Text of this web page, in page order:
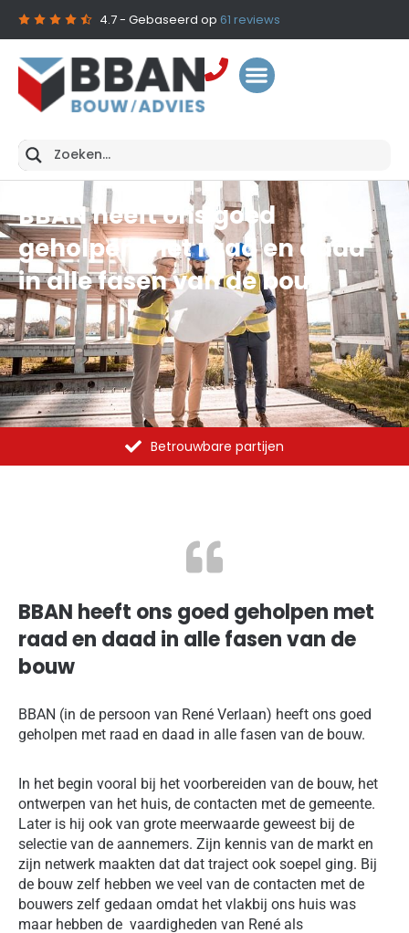
4.7- Gebaseerd op 61 reviews
BBAN heeft ons goed
geholpen met raad en daad
in alle fasen van de bouw
Betrouwbare partijen
BBAN heeft ons goed geholpen met
raad en daad in alle fasen van de
bouw
BBAN (in de persoon van René Verlaan) heeft ons goed
geholpen met raad en daad in alle fasen van de bouw.
In het begin vooral bij het voorbereiden van de bouw, het
ontwerpen van het huis, de contacten met de gemeente.
Later is hij ook van grote meerwaarde geweest bij de
selectie van de aannemers. Zijn kennis van de markt en
zijn netwerk maakten dat dat traject ook soepel ging. Bij
de bouw zelf hebben we veel van de contacten met de
bouwers zelf gedaan omdat het vlakbij ons huis was
maar hebben de vaardigheden van René als